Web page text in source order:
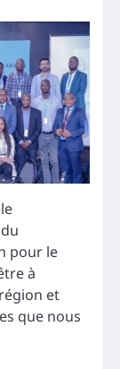
pour le
à
et
que nous